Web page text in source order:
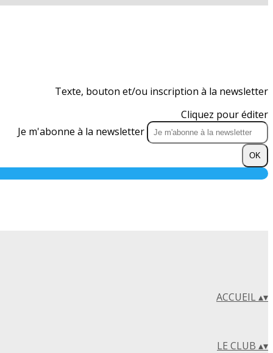
Texte, bouton et/ou inscription à la newsletter
Cliquez pour éditer
Je m'abonne à la newsletter
OK
ACCUEIL ▴▾
LE CLUB ▴▾